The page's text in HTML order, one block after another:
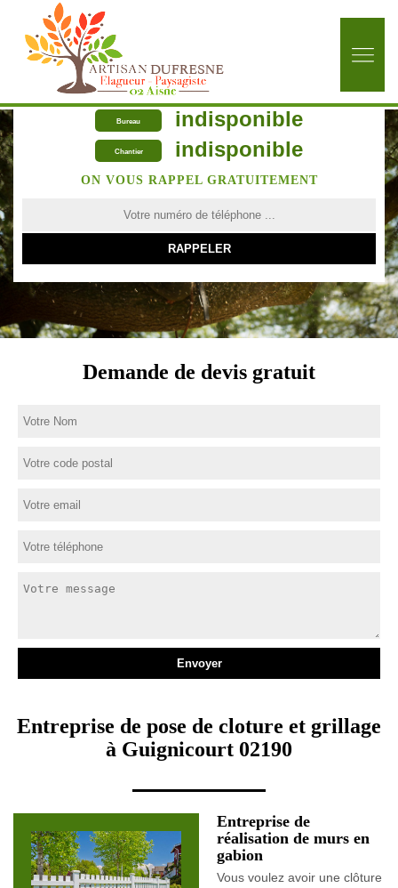
Bureau indisponible
Chantier indisponible
ON VOUS RAPPEL GRATUITEMENT
Demande de devis gratuit
Entreprise de pose de cloture et grillage
à Guignicourt 02190
Entreprise de
réalisation de murs en
gabion
Vous voulez avoir une clôture